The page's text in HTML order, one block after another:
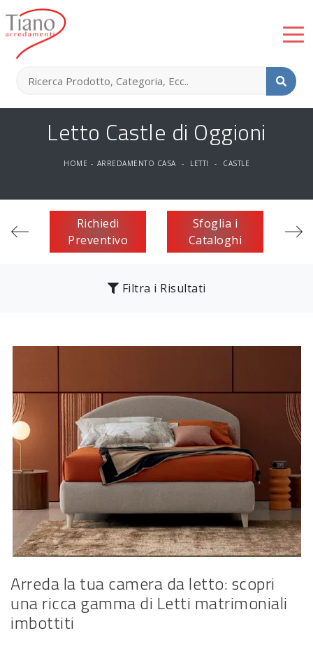
Letto Castle di Oggioni
HOME - ARREDAMENTO CASA - LETTI - CASTLE
Richiedi
Preventivo
Sfoglia i
Cataloghi
Filtra i Risultati
Arreda la tua camera da letto: scopri
una ricca gamma di Letti matrimoniali
imbottiti